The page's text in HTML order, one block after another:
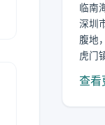
临南
深圳
腹地
虎门
查看